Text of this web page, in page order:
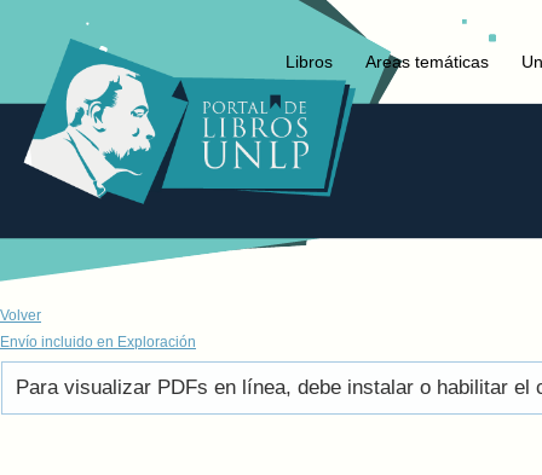
Libros Areas temáticas
Volver
Envío incluido en Exploración
Para visualizar PDFs en línea, debe instalar o habilitar el